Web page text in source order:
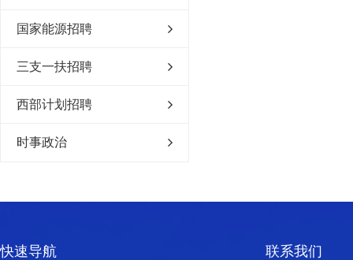
国家能源招聘
三支一扶招聘
西部计划招聘
时事政治
快速导航 联系我们